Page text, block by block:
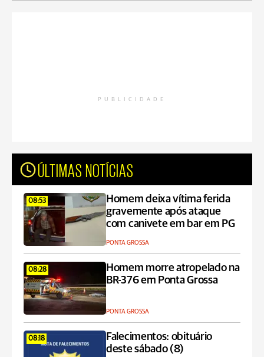
PUBLICIDADE
ÚLTIMAS NOTÍCIAS
08:53
Homem deixa vítima ferida
gravemente após ataque
com canivete em bar em PG
PONTA GROSSA
08:28
Homem morre atropelado na
BR-376 em Ponta Grossa
PONTA GROSSA
08:18
Falecimentos: obituário
deste sábado (8)